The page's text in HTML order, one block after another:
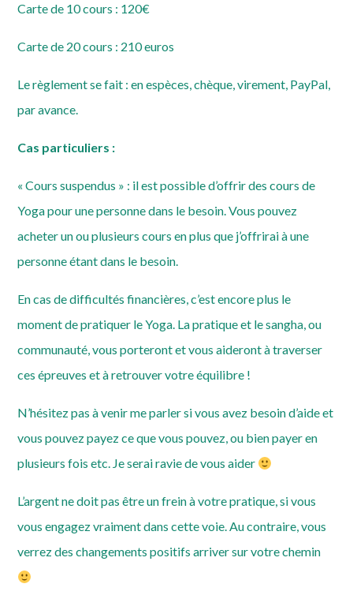
Carte de 10 cours : 120€
Carte de 20 cours : 210 euros
Le règlement se fait : en espèces, chèque, virement, PayPal,
par avance.
Cas particuliers :
« Cours suspendus » : il est possible d’offrir des cours de
Yoga pour une personne dans le besoin. Vous pouvez
acheter un ou plusieurs cours en plus que j’offrirai à une
personne étant dans le besoin.
En cas de difficultés financières, c’est encore plus le
moment de pratiquer le Yoga. La pratique et le sangha, ou
communauté, vous porteront et vous aideront à traverser
ces épreuves et à retrouver votre équilibre !
N’hésitez pas à venir me parler si vous avez besoin d’aide et
vous pouvez payez ce que vous pouvez, ou bien payer en
plusieurs fois etc. Je serai ravie de vous aider
L’argent ne doit pas être un frein à votre pratique, si vous
vous engagez vraiment dans cette voie. Au contraire, vous
verrez des changements positifs arriver sur votre chemin